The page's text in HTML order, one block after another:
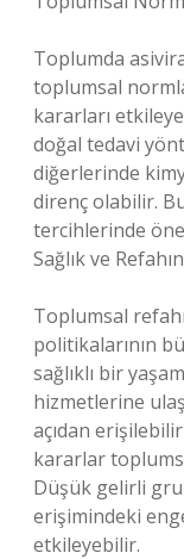
Toplumda
toplumsal
kararları
doğal tedavi
diğerlerinde
direnç olabilir.
tercihlerinde
Sağlık ve
Toplumsal
politikalarının
sağlıklı bir
hizmetlerine
açıdan
kararlar
Düşük gelirli
erişimindeki
etkileyebilir.